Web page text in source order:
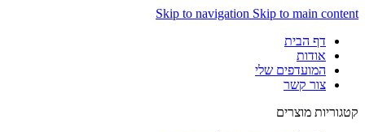
Skip to navigation Skip to main content
דף הבית
אודות
המועדפים שלי
צור קשר
קטגוריות מוצרים